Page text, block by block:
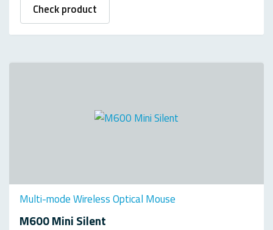
Check product
Multi-mode Wireless Optical Mouse
M600 Mini Silent